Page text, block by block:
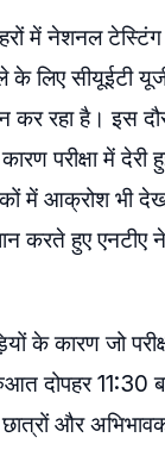
में नेशनल
के लिए सीयूईटी
रहा है। इस
परीक्षा में
में आक्रोश भी
करते हुए
के कारण जो
दोपहर 11:30
और